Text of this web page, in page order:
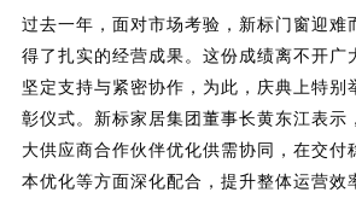
过去一年，面对市场考验，新标门窗迎难
得了扎实的经营成果。这份成绩离不开广
坚定支持与紧密协作，为此，庆典上特别
彰仪式。新标家居集团董事长黄东江表
大供应商合作伙伴优化供需协同，在交付
本优化等方面深化配合，提升整体运营效